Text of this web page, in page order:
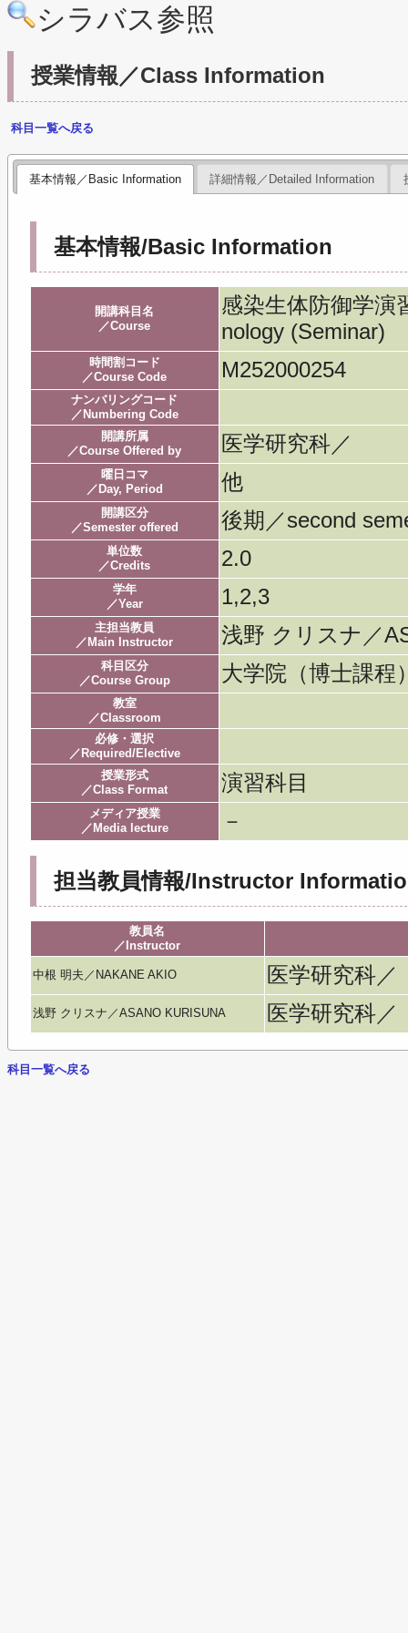
シラバス参照
授業情報／Class Information
科目一覧へ戻る
基本情報／Basic Information 詳細情報／Detailed Information
基本情報/Basic Information
開講科目名
／Course
感染生体防御学演
nology (Seminar)
時間割コード
／Course Code
M252000254
ナンバリングコード
／Numbering Code
開講所属
／Course Offered by
医学研究科／
曜日コマ
／Day, Period
他
開講区分
／Semester offered
後期／second
単位数
／Credits
2.0
学年
／Year
1,2,3
主担当教員
／Main Instructor
浅野 クリスナ／
科目区分
／Course Group
大学院（博士課
教室
／Classroom
必修・選択
／Required/Elective
授業形式
／Class Format
演習科目
メディア授業
／Media lecture
－
担当教員情報/Instructor
教員名
／Instructor
中根 明夫／NAKANE AKIO 医学研究科／
浅野 クリスナ／ASANO KURISUNA 医学研究科／
科目一覧へ戻る